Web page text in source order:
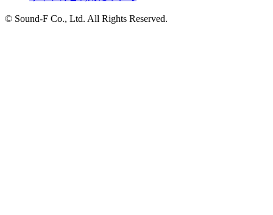
© Sound-F Co., Ltd. All Rights Reserved.